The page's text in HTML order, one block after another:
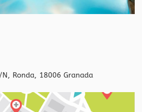
Ronda, 18006 Granada